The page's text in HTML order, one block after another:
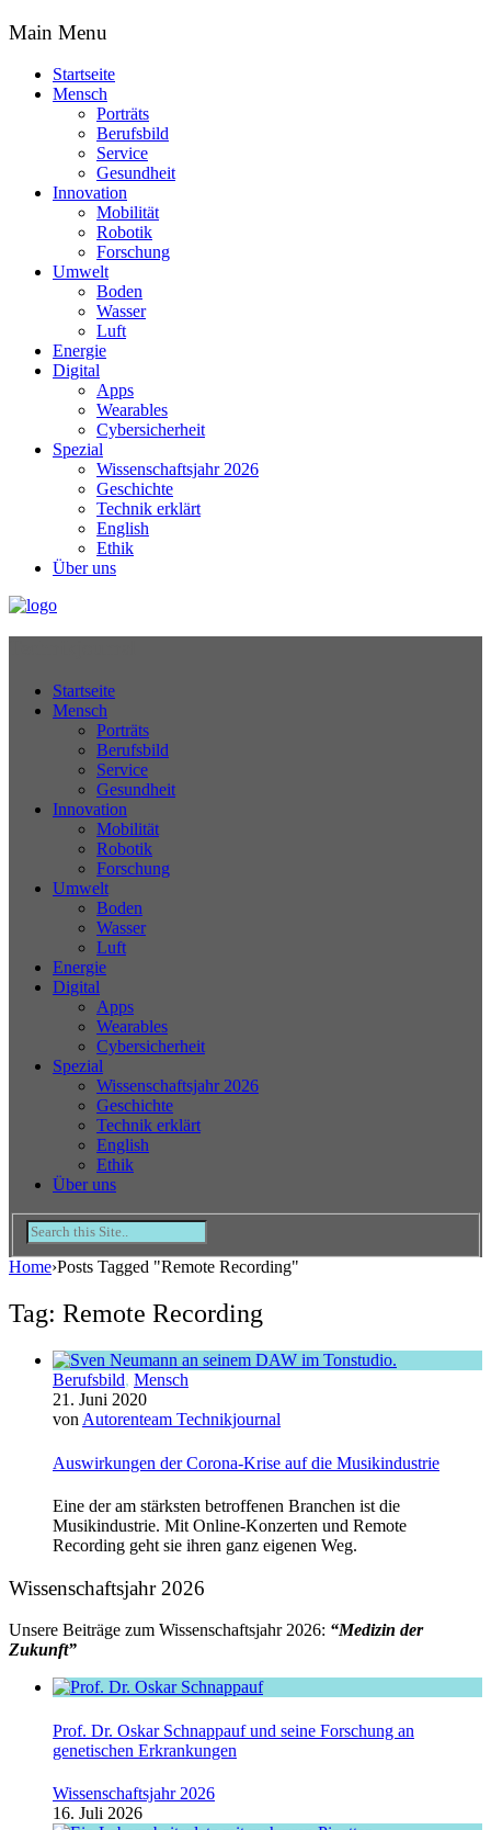
Main Menu
Startseite
Mensch
Porträts
Berufsbild
Service
Gesundheit
Innovation
Mobilität
Robotik
Forschung
Umwelt
Boden
Wasser
Luft
Energie
Digital
Apps
Wearables
Cybersicherheit
Spezial
Wissenschaftsjahr 2026
Geschichte
Technik erklärt
English
Ethik
Über uns
Startseite
Mensch
Porträts
Berufsbild
Service
Gesundheit
Innovation
Mobilität
Robotik
Forschung
Umwelt
Boden
Wasser
Luft
Energie
Digital
Apps
Wearables
Cybersicherheit
Spezial
Wissenschaftsjahr 2026
Geschichte
Technik erklärt
English
Ethik
Über uns
Home›Posts Tagged "Remote Recording"
Tag: Remote Recording
Berufsbild, Mensch
21. Juni 2020
von Autorenteam Technikjournal
Auswirkungen der Corona-Krise auf die Musikindustrie
Eine der am stärksten betroffenen Branchen ist die
Musikindustrie. Mit Online-Konzerten und Remote
Recording geht sie ihren ganz eigenen Weg.
Wissenschaftsjahr 2026
Unsere Beiträge zum Wissenschaftsjahr 2026: “Medizin der
Zukunft”
Prof. Dr. Oskar Schnappauf und seine Forschung an
genetischen Erkrankungen
Wissenschaftsjahr 2026
16. Juli 2026